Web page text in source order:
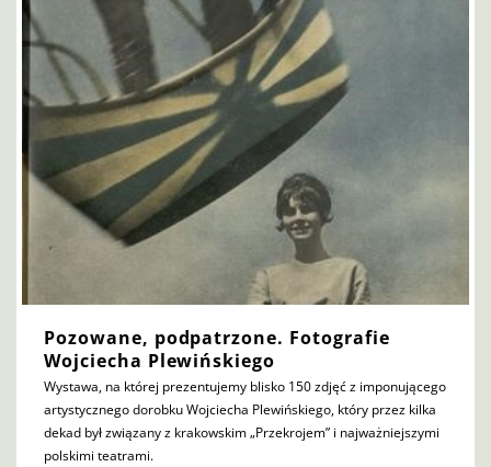
Pozowane, podpatrzone. Fotografie
Wojciecha Plewińskiego
Wystawa, na której prezentujemy blisko 150 zdjęć z imponującego
artystycznego dorobku Wojciecha Plewińskiego, który przez kilka
dekad był związany z krakowskim „Przekrojem” i najważniejszymi
polskimi teatrami.